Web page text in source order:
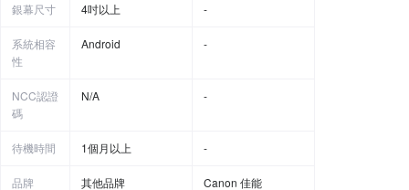
銀幕尺寸 4吋以上 -
系統相容
性
Android -
NCC認證
碼
N/A -
待機時間 1個月以上 -
品牌 其他品牌 Canon 佳能